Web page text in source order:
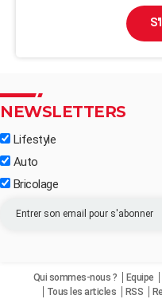
NEWSLETTERS
Lifestyle
Auto
Bricolage
Qui sommes-nous ? Equipe
Tous les articles
RSS